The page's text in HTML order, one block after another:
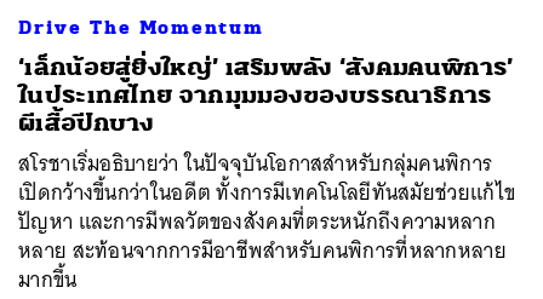
Drive The Momentum
‘เล็กน้อยสู่ยิ่งใหญ่’ เสริมพลัง ‘สังคมคนพิการ’
ในประเทศไทย จากมุมมองของบรรณาธิการ
ผีเสื้อปีกบาง
สโรชาเริ่มอธิบายว่า ในปัจจุบันโอกาสสำหรับกลุ่มคนพิการ
เปิดกว้างขึ้นกว่าในอดีต ทั้งการมีเทคโนโลยีทันสมัยช่วยแก้ไข
ปัญหา และการมีพลวัตของสังคมที่ตระหนักถึงความหลาก
หลาย สะท้อนจากการมีอาชีพสำหรับคนพิการที่หลากหลาย
มากขึ้น